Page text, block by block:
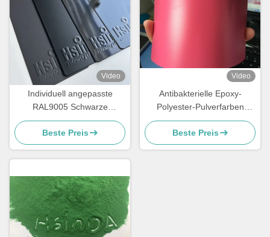
Video
Individuell angepasste
RAL9005 Schwarze
elektrostatische
Pulverbeschichtung mit
glänzender Matte
Oberfläche und 180-200°C
Beste Preis
Video
Antibakterielle Epoxy-
Polyester-Pulverfarben
Ressourcen sparen hohe
Außenleistung
Beste Preis